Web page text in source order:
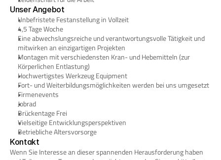
Unser Angebot
Unbefristete Festanstellung in Vollzeit
4,5 Tage Woche
Eine abwechslungsreiche und verantwortungsvolle Tätigkeit und
mitwirken an einzigartigen Projekten
Montagen mit verschiedensten Kran- und Hebemitteln (zur
Körperlichen Entlastung)
Hochwertigstes Werkzeug Equipment
Fort- und Weiterbildungsmöglichkeiten werden bei uns umgesetzt
Firmenevents
Jobrad
Brückentage Frei
Vielseitige Entwicklungsperspektiven
Betriebliche Altersvorsorge
Kontakt
Wenn Sie Interesse an dieser spannenden Herausforderung haben